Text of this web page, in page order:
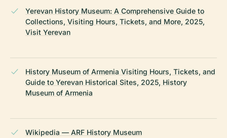
Yerevan History Museum: A Comprehensive Guide to
Collections, Visiting Hours, Tickets, and More, 2025,
Visit Yerevan
History Museum of Armenia Visiting Hours, Tickets, and
Guide to Yerevan Historical Sites, 2025, History
Museum of Armenia
Wikipedia — ARF History Museum